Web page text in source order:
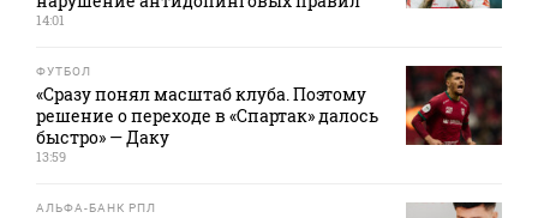
14:01
ФУТБОЛ
«Сразу понял масштаб клуба. Поэтому
решение о переходе в «Спартак» далось
быстро» — Даку
13:59
АЛЬФА-БАНК РПЛ